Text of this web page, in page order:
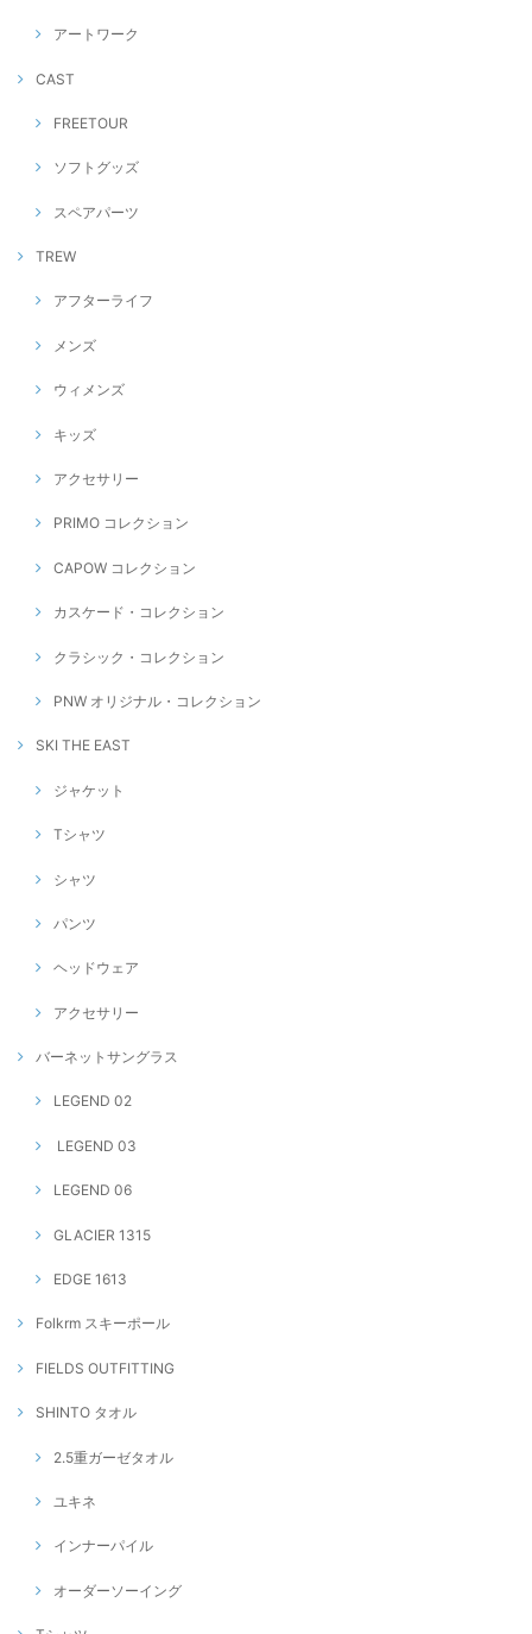
アートワーク
CAST
FREETOUR
ソフトグッズ
スペアパーツ
TREW
アフターライフ
メンズ
ウィメンズ
キッズ
アクセサリー
PRIMO コレクション
CAPOW コレクション
カスケード・コレクション
クラシック・コレクション
PNW オリジナル・コレクション
SKI THE EAST
ジャケット
Tシャツ
シャツ
パンツ
ヘッドウェア
アクセサリー
バーネットサングラス
LEGEND 02
LEGEND 03
LEGEND 06
GLACIER 1315
EDGE 1613
Folkrm スキーポール
FIELDS OUTFITTING
SHINTO タオル
2.5重ガーゼタオル
ユキネ
インナーパイル
オーダーソーイング